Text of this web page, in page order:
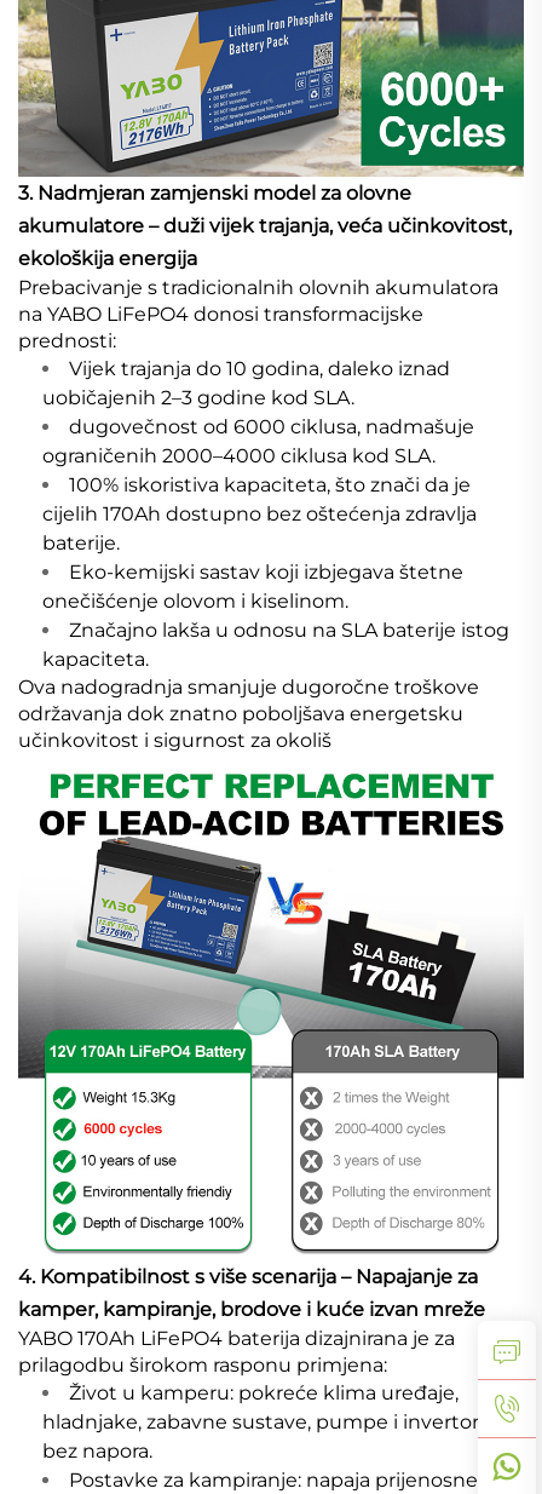
3. Nadmjeran zamjenski model za olovne
akumulatore – duži vijek trajanja, veća učinkovitost,
ekološkija energija
Prebacivanje s tradicionalnih olovnih akumulatora
na YABO LiFePO4 donosi transformacijske
prednosti:
Vijek trajanja do 10 godina, daleko iznad
uobičajenih 2–3 godine kod SLA.
dugovečnost od 6000 ciklusa, nadmašuje
ograničenih 2000–4000 ciklusa kod SLA.
100% iskoristiva kapaciteta, što znači da je
cijelih 170Ah dostupno bez oštećenja zdravlja
baterije.
Eko-kemijski sastav koji izbjegava štetne
onečišćenje olovom i kiselinom.
Značajno lakša u odnosu na SLA baterije istog
kapaciteta.
Ova nadogradnja smanjuje dugoročne troškove
održavanja dok znatno poboljšava energetsku
učinkovitost i sigurnost za okoliš
4. Kompatibilnost s više scenarija – Napajanje za
kamper, kampiranje, brodove i kuće izvan mreže
YABO 170Ah LiFePO4 baterija dizajnirana je za
prilagodbu širokom rasponu primjena:
Život u kamperu: pokreće klima uređaje,
hladnjake, zabavne sustave, pumpe i invertore
bez napora.
Postavke za kampiranje: napaja prijenosne